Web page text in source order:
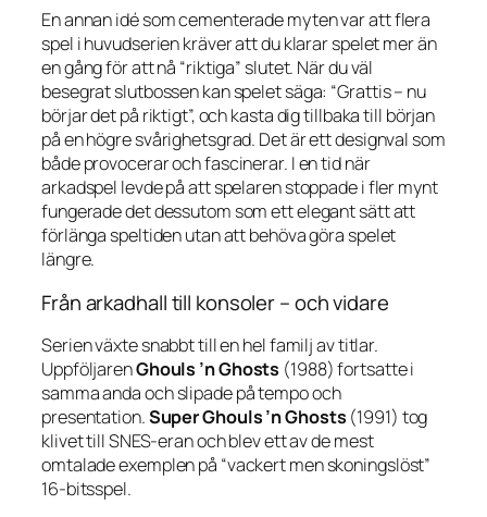
En annan idé som cementerade myten var att flera
spel i huvudserien kräver att du klarar spelet mer än
en gång för att nå “riktiga” slutet. När du väl
besegrat slutbossen kan spelet säga: “Grattis – nu
börjar det på riktigt”, och kasta dig tillbaka till början
på en högre svårighetsgrad. Det är ett designval som
både provocerar och fascinerar. I en tid när
arkadspel levde på att spelaren stoppade i fler mynt
fungerade det dessutom som ett elegant sätt att
förlänga speltiden utan att behöva göra spelet
längre.
Från arkadhall till konsoler – och vidare
Serien växte snabbt till en hel familj av titlar.
UppföljarenGhouls ’n Ghosts (1988) fortsatte i
samma anda och slipade på tempo och
presentation.Super Ghouls ’n Ghosts (1991) tog
klivet till SNES-eran och blev ett av de mest
omtalade exemplen på “vackert men skoningslöst”
16-bitsspel.